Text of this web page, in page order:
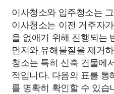
이사청소와 입주청소는
이사청소는 이전 거주자
을 없애기 위해 진행되는
먼지와 유해물질을 제거
청소는 특히 신축 건물에
적입니다. 다음의 표를
를 명확히 확인할 수 있습